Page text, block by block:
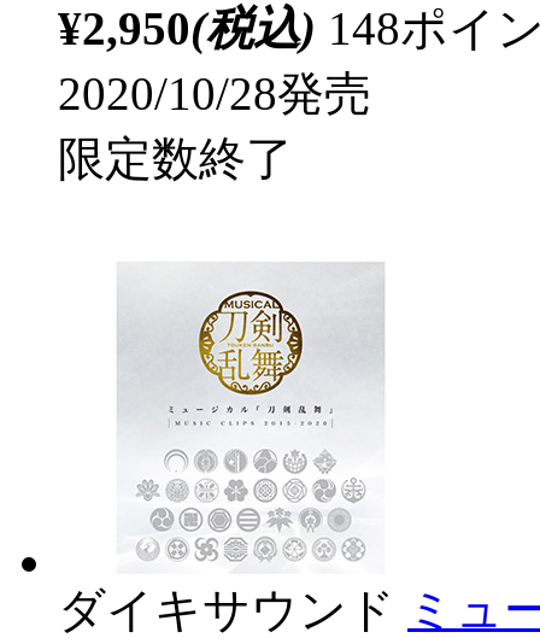
¥2,950(税込) 148ポイ
2020/10/28発売
限定数終了
ダイキサウンド ミュ